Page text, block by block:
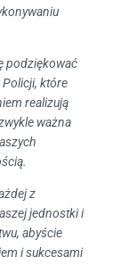
podziękować
które
realizują
ważna
z
jednostki i
abyście
i sukcesami